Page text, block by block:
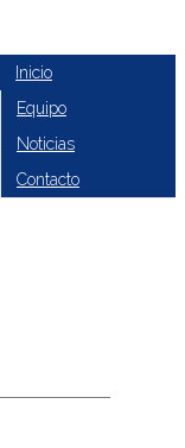
Inicio
Equipo
Noticias
Contacto